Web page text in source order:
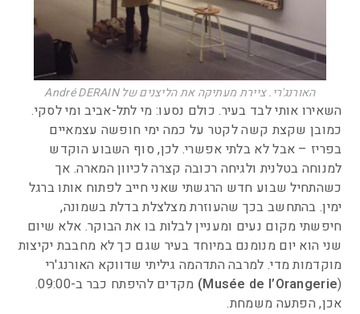
האורנג'רי. ציירת מעתיקה את הליצנים של André DERAIN
השאירו אותי לבד בעיר. כולם נסעו: מי לתל-אביב ומי לסקי.
כמובן שקצת קשה לקטר על כמה ימי חופשה עצמאיים
בפריז – אבל לא בלתי אפשרי. לכן, סוף השבוע הוקדש
למנוחה בטלנית ולגיחה רכובה קצרה לכיוון המארה. אך
כשהתחיל שבוע חדש הרגשתי שאני חייב לפתוח אותו ברגל
ימין. בהתחשב בכך שהעוזרת מצלצלת בדלת בשמונה,
חיפשתי מקום נעים ומעניין לבלות בו את הבוקר. אלא שיום
שני הוא יום מנומנם במיוחד בעיר שגם כך לא מחבבת יקיצות
מוקדמות מדי. למרבה התדהמה גיליתי שדווקא האורנג'רי
(
Musée de l’Orangerie)
מקדים להיפתח כבר ב-09:00.
אכן, הפתעה משמחת.